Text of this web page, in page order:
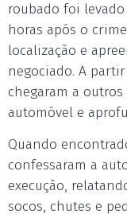
roubado foi levado
horas após o
localização e
negociado. A
chegaram a
automóvel e
Quando
confessaram a
execução,
socos, chutes e